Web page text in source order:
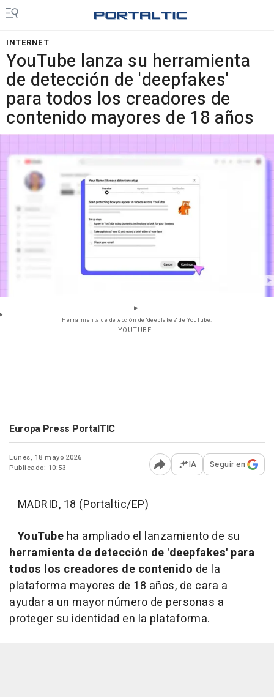
INTERNET
YouTube lanza su herramienta
de detección de 'deepfakes'
para todos los creadores de
contenido mayores de 18 años
Herramienta de detección de 'deepfakes' de YouTube.
- YOUTUBE
Europa Press PortalTIC
Lunes, 18 mayo 2026
Publicado: 10:53
Abrir opciones para
IA Seguir en
MADRID, 18 (Portaltic/EP)
YouTube ha ampliado el lanzamiento de su
herramienta de detección de 'deepfakes' para
todos los creadores de contenido de la
plataforma mayores de 18 años, de cara a
ayudar a un mayor número de personas a
proteger su identidad en la plataforma.